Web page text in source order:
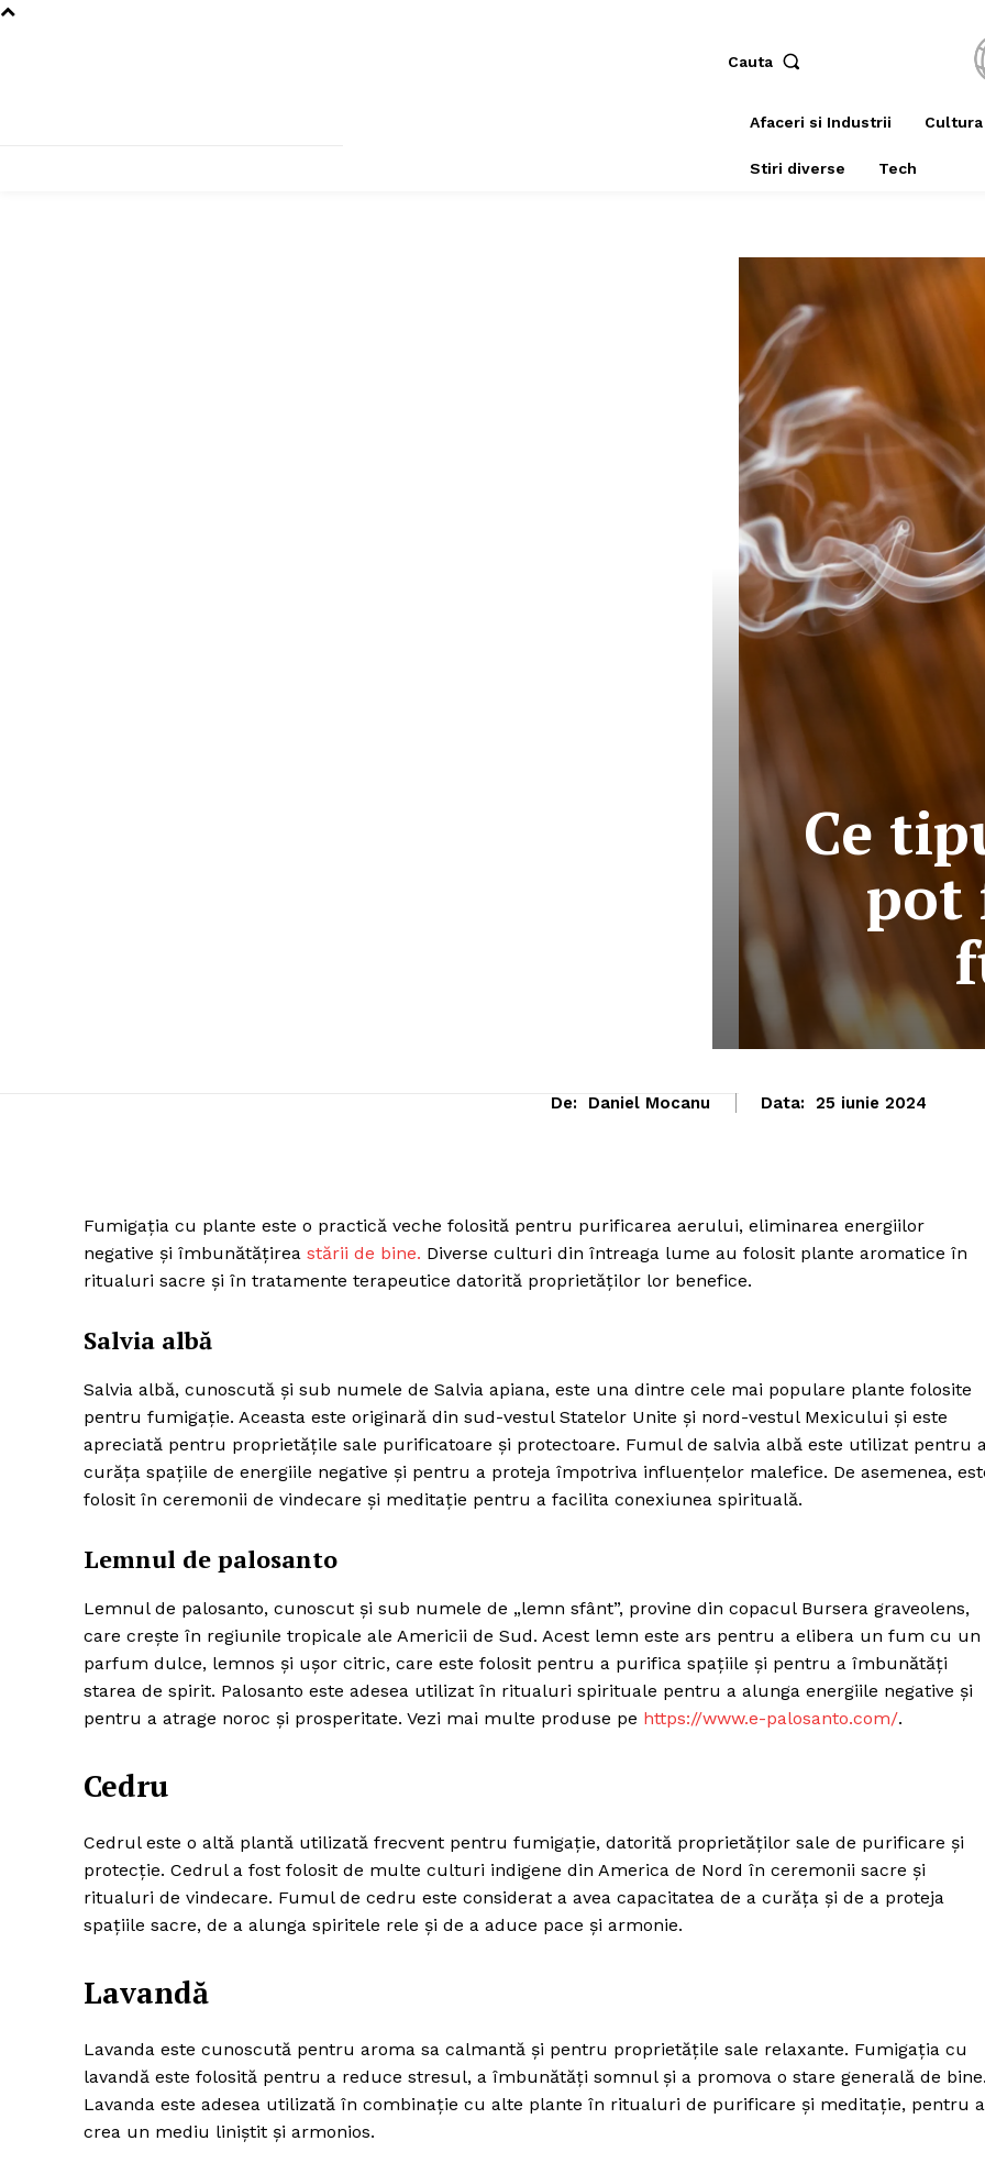
Cauta
Afaceri si Industrii
Stiri diverse Tech
Ce
pot
De: Daniel Mocanu Data: 25 iunie 2024
Fumigația cu plante este o practică veche folosită pentru purificarea aerului, eliminarea energiilor
negative și îmbunătățirea stării de bine. Diverse culturi din întreaga lume au folosit plante aromatice în
ritualuri sacre și în tratamente terapeutice datorită proprietăților lor benefice.
Salvia albă
Salvia albă, cunoscută și sub numele de Salvia apiana, este una dintre cele mai populare plante folosite
pentru fumigație. Aceasta este originară din sud-vestul Statelor Unite și nord-vestul Mexicului și este
apreciată pentru proprietățile sale purificatoare și protectoare. Fumul de salvia albă este utilizat pentru
curăța spațiile de energiile negative și pentru a proteja împotriva influențelor malefice. De asemenea,
folosit în ceremonii de vindecare și meditație pentru a facilita conexiunea spirituală.
Lemnul de palosanto
Lemnul de palosanto, cunoscut și sub numele de „lemn sfânt”, provine din copacul Bursera graveolens,
care crește în regiunile tropicale ale Americii de Sud. Acest lemn este ars pentru a elibera un fum cu un
parfum dulce, lemnos și ușor citric, care este folosit pentru a purifica spațiile și pentru a îmbunătăți
starea de spirit. Palosanto este adesea utilizat în ritualuri spirituale pentru a alunga energiile negative și
pentru a atrage noroc și prosperitate. Vezi mai multe produse pe https://www.e-palosanto.com/.
Cedru
Cedrul este o altă plantă utilizată frecvent pentru fumigație, datorită proprietăților sale de purificare și
protecție. Cedrul a fost folosit de multe culturi indigene din America de Nord în ceremonii sacre și
ritualuri de vindecare. Fumul de cedru este considerat a avea capacitatea de a curăța și de a proteja
spațiile sacre, de a alunga spiritele rele și de a aduce pace și armonie.
Lavandă
Lavanda este cunoscută pentru aroma sa calmantă și pentru proprietățile sale relaxante. Fumigația cu
lavandă este folosită pentru a reduce stresul, a îmbunătăți somnul și a promova o stare generală de
Lavanda este adesea utilizată în combinație cu alte plante în ritualuri de purificare și meditație, pentru a
crea un mediu liniștit și armonios.